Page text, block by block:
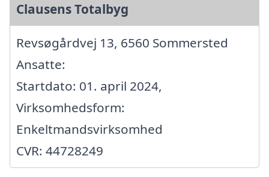
Clausens Totalbyg
Revsøgårdvej 13, 6560 Sommersted
Ansatte:
Startdato: 01. april 2024,
Virksomhedsform:
Enkeltmandsvirksomhed
CVR: 44728249